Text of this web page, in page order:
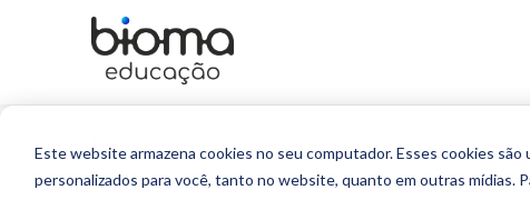
Este website armazena cookies no seu computador. Esses cookies
personalizados para você, tanto no website, quanto em outras mídias.